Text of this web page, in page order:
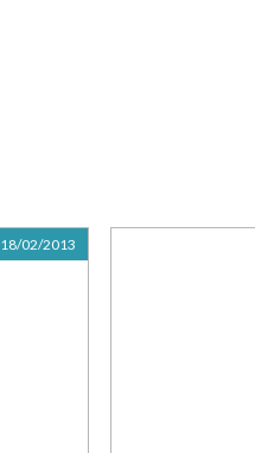
18/02/2013